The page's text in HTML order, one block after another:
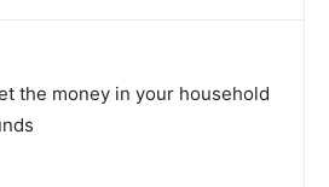
the money in your household